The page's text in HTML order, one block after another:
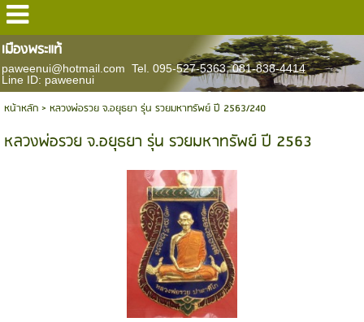
เมืองพระแท้
paweenui@hotmail.com Tel. 095-527-5363, 081-838-4414
Line ID: paweenui
หน้าหลัก> หลวงพ่อรวย จ.อยุธยา รุ่น รวยมหาทรัพย์ ปี 2563/240
หลวงพ่อรวย จ.อยุธยา รุ่น รวยมหาทรัพย์ ปี 2563